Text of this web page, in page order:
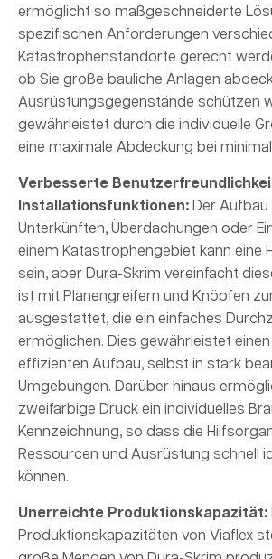
ermöglicht so maßgeschneiderte
spezifischen Anforderungen
Katastrophenstandorte gerecht
ob Sie große bauliche Anlagen
Ausrüstungsgegenstände schützen
gewährleistet durch die individuelle
eine maximale Abdeckung bei
Verbesserte
Installationsfunktionen: Der
Unterkünften, Überdachungen oder
einem Katastrophengebiet kann eine
sein, aber Dura-Skrim vereinfacht
ist mit Planengreifern und Knöpfen
ausgestattet, die ein einfaches
ermöglichen. Dies gewährleistet
effizienten Aufbau, selbst in stark
Umgebungen. Darüber hinaus
zweifarbige Druck ein individuelles
Kennzeichnung, so dass die
Ressourcen und Ausrüstung schnell
können.
Unerreichte Produktionskapazität:
Produktionskapazitäten von Viaflex